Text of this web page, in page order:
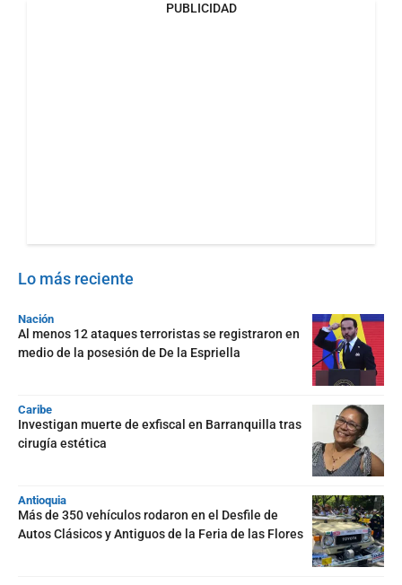
PUBLICIDAD
Lo más reciente
Nación
Al menos 12 ataques terroristas se registraron en
medio de la posesión de De la Espriella
Caribe
Investigan muerte de exfiscal en Barranquilla tras
cirugía estética
Antioquia
Más de 350 vehículos rodaron en el Desfile de
Autos Clásicos y Antiguos de la Feria de las Flores